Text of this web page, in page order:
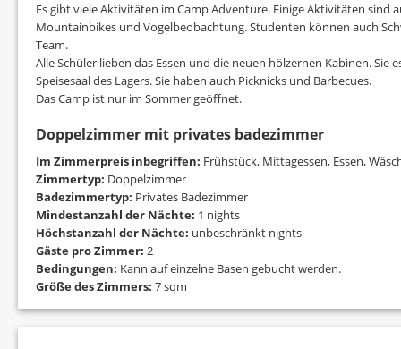
Es gibt viele Aktivitäten im Camp Adventure. Einige Aktivitäten sind
Mountainbikes und Vogelbeobachtung. Studenten können auch
Team.
Alle Schüler lieben das Essen und die neuen hölzernen Kabinen. Sie
Speisesaal des Lagers. Sie haben auch Picknicks und Barbecues.
Das Camp ist nur im Sommer geöffnet.
Doppelzimmer mit privates badezimmer
Im Zimmerpreis inbegriffen: Frühstück, Mittagessen, Essen,
Zimmertyp: Doppelzimmer
Badezimmertyp: Privates Badezimmer
Mindestanzahl der Nächte: 1 nights
Höchstanzahl der Nächte: unbeschränkt nights
Gäste pro Zimmer: 2
Bedingungen: Kann auf einzelne Basen gebucht werden.
Größe des Zimmers: 7 sqm